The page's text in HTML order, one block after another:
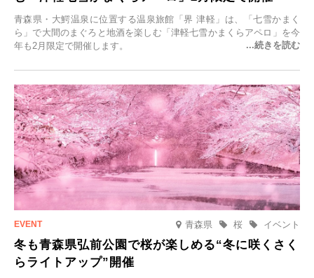
青森県・大鰐温泉に位置する温泉旅館「界 津軽」は、「七雪かまく
ら」で大間のまぐろと地酒を楽しむ「津軽七雪かまくらアペロ」を今
年も2月限定で開催します。
青森県 イベント
桜
冬も青森県弘前公園で桜が楽しめる“冬に咲くさく
らライトアップ”開催